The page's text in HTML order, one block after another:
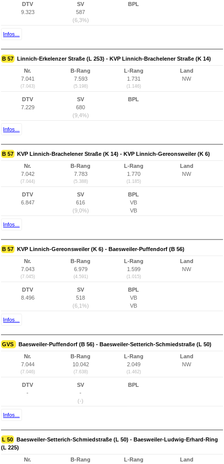
DTV
9.323
SV
587
(6,3%)
BPL
Infos...
B 57 Linnich-Erkelenzer Straße (L 253) - KVP Linnich-Brachelener Straße (K 14)
Nr.
7.041
(7.043)
B-Rang
7.593
(5.198)
L-Rang
1.731
(1.146)
Land
NW
DTV
7.229
SV
680
(9,4%)
BPL
Infos...
B 57 KVP Linnich-Brachelener Straße (K 14) - KVP Linnich-Gereonsweiler (K 6)
Nr.
7.042
(7.044)
B-Rang
7.783
(5.388)
L-Rang
1.770
(1.185)
Land
NW
DTV
6.847
SV
616
(9,0%)
BPL
VB
VB
Infos...
B 57 KVP Linnich-Gereonsweiler (K 6) - Baesweiler-Puffendorf (B 56)
Nr.
7.043
(7.045)
B-Rang
6.979
(4.591)
L-Rang
1.599
(1.015)
Land
NW
DTV
8.496
SV
518
(6,1%)
BPL
VB
VB
Infos...
GVS Baesweiler-Puffendorf (B 56) - Baesweiler-Setterich-Schmiedstraße (L 50)
Nr.
7.044
(7.046)
B-Rang
10.042
(7.638)
L-Rang
2.049
(1.462)
Land
NW
DTV
-
SV
-
(-)
BPL
Infos...
L 50 Baesweiler-Setterich-Schmiedstraße (L 50) - Baesweiler-Ludwig-Erhard-Ring
(L 225)
Nr.
B-Rang
L-Rang
Land